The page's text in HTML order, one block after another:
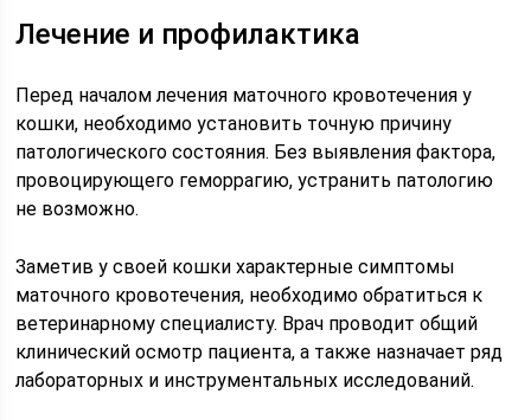
Лечение и профилактика
Перед началом лечения маточного кровотечения у
кошки, необходимо установить точную причину
патологического состояния. Без выявления фактора,
провоцирующего геморрагию, устранить патологию
не возможно.
Заметив у своей кошки характерные симптомы
маточного кровотечения, необходимо обратиться к
ветеринарному специалисту. Врач проводит общий
клинический осмотр пациента, а также назначает ряд
лабораторных и инструментальных исследований.